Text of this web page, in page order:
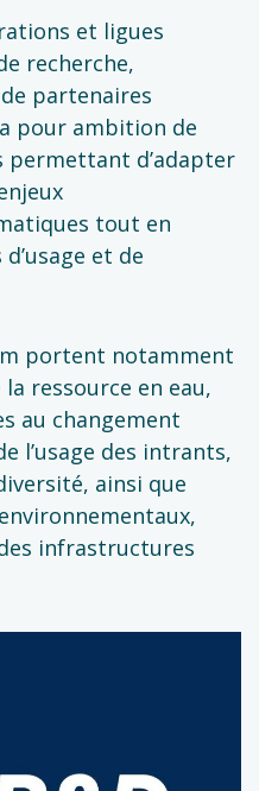
et ligues
recherche,
partenaires
pour ambition de
permettant d’adapter
tout en
et de
portent notamment
ressource en eau,
au changement
l’usage des intrants,
ainsi que
infrastructures